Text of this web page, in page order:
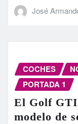
José
COCHES
PORTADA 1
El Golf
modelo de